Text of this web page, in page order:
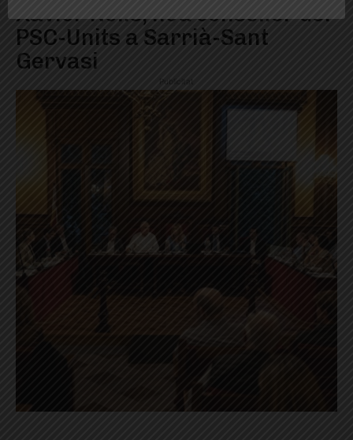
Xavier Nolis, nou conseller del
PSC-Units a Sarrià-Sant
Gervasi
Publicitat